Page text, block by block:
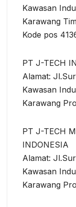
Kawasan
Karawang
Kode pos
PT J-TECH
Alamat:
Kawasan
Karawang
PT J-TECH
INDONESIA
Alamat:
Kawasan
Karawang